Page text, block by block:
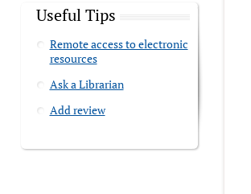
Useful Tips
Remote access to electronic
resources
Ask a Librarian
Add review